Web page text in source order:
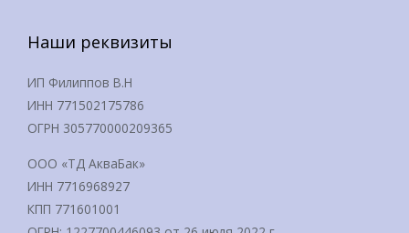
Наши реквизиты
ИП Филиппов В.Н
ИНН 771502175786
ОГРН 305770000209365
ООО «ТД АкваБак»
ИНН 7716968927
КПП 771601001